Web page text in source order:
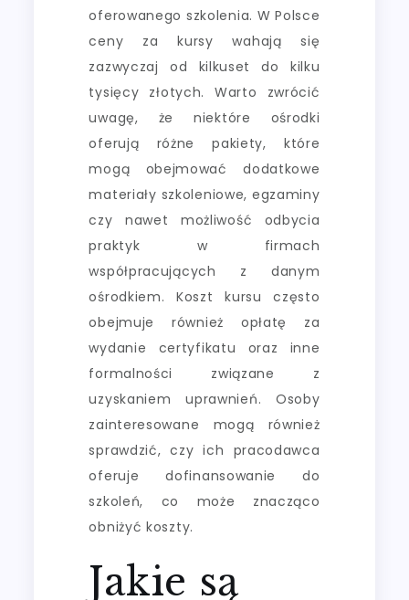
oferowanego szkolenia. W Polsce
ceny za kursy wahają się
zazwyczaj od kilkuset do kilku
tysięcy złotych. Warto zwrócić
uwagę, że niektóre ośrodki
oferują różne pakiety, które
mogą obejmować dodatkowe
materiały szkoleniowe, egzaminy
czy nawet możliwość odbycia
praktyk w firmach
współpracujących z danym
ośrodkiem. Koszt kursu często
obejmuje również opłatę za
wydanie certyfikatu oraz inne
formalności związane z
uzyskaniem uprawnień. Osoby
zainteresowane mogą również
sprawdzić, czy ich pracodawca
oferuje dofinansowanie do
szkoleń, co może znacząco
obniżyć koszty.
Jakie są